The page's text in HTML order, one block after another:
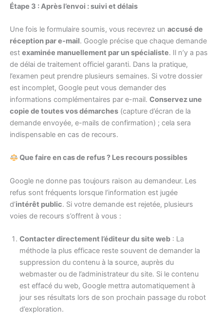
Étape 3 : Après l’envoi : suivi et délais
Une fois le formulaire soumis, vous recevrez un accusé de
réception par e-mail. Google précise que chaque demande
est examinée manuellement par un spécialiste. Il n’y a pas
de délai de traitement officiel garanti. Dans la pratique,
l’examen peut prendre plusieurs semaines. Si votre dossier
est incomplet, Google peut vous demander des
informations complémentaires par e-mail. Conservez une
copie de toutes vos démarches (capture d’écran de la
demande envoyée, e-mails de confirmation) ; cela sera
indispensable en cas de recours.
Que faire en cas de refus ? Les recours possibles
Google ne donne pas toujours raison au demandeur. Les
refus sont fréquents lorsque l’information est jugée
d’intérêt public. Si votre demande est rejetée, plusieurs
voies de recours s’offrent à vous :
Contacter directement l’éditeur du site web : La
méthode la plus efficace reste souvent de demander la
suppression du contenu à la source, auprès du
webmaster ou de l’administrateur du site. Si le contenu
est effacé du web, Google mettra automatiquement à
jour ses résultats lors de son prochain passage du robot
d’exploration.